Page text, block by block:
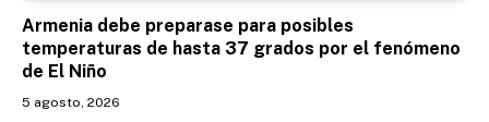
Armenia debe preparase para posibles
temperaturas de hasta 37 grados por el fenómeno
de El Niño
5 agosto, 2026